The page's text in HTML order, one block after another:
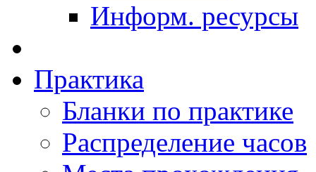
Информ. ресурсы
Практика
Бланки по практике
Распределение часов